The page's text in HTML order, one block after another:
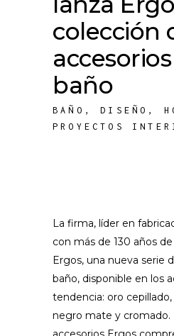
colección
baño
BAÑO ,DISEÑO ,
PROYECTOS
La firma, líder en
con más de 130 años
Ergos, una nueva serie
baño, disponible en los
tendencia: oro
negro mate y cromado.